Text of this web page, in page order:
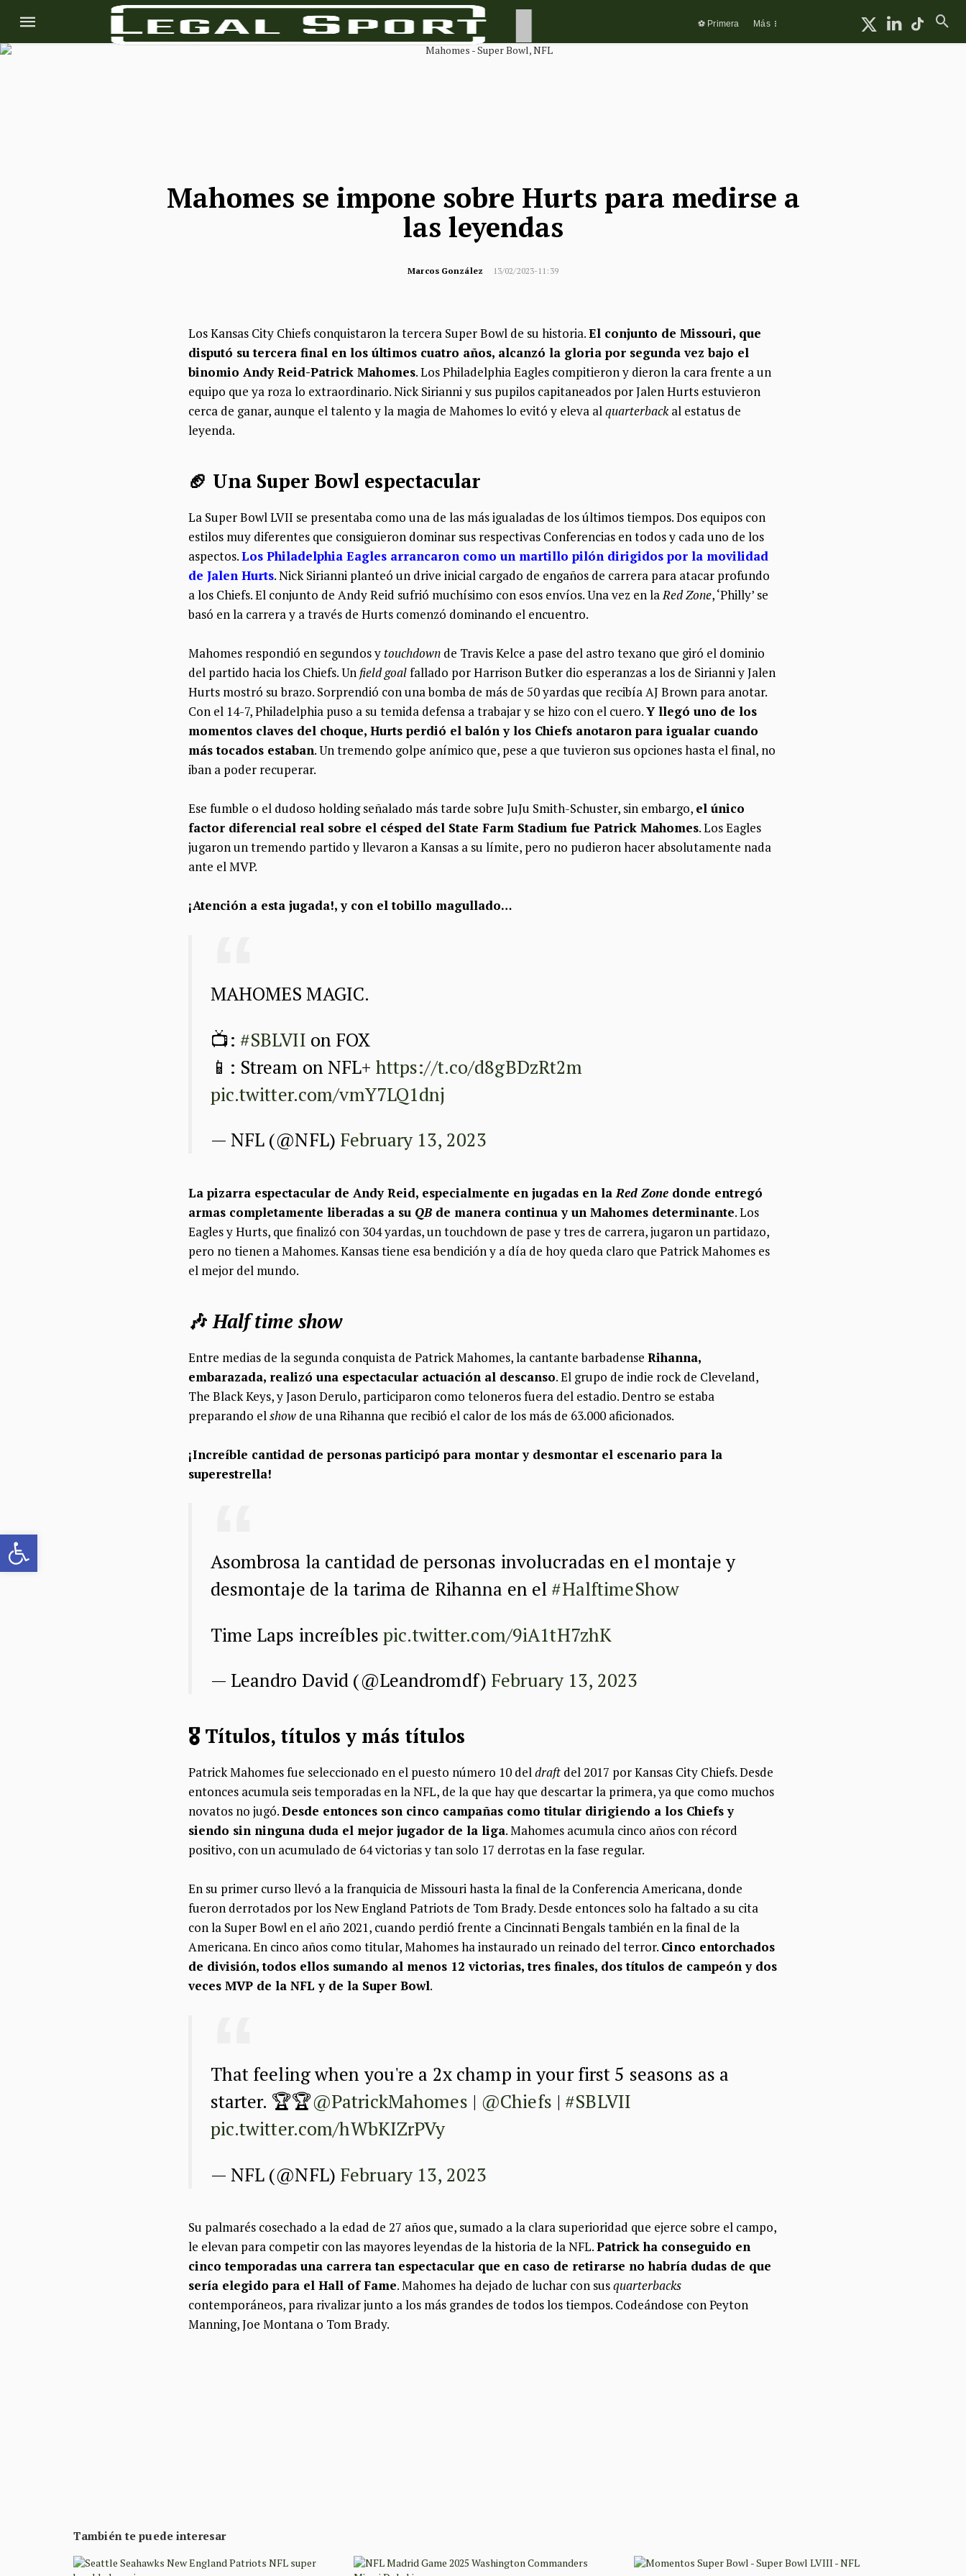
Abrir barra de herramientas
⚽ Primera Más
Mahomes se impone sobre Hurts para medirse a
las leyendas
Marcos González 13/02/2023-11:39
Los Kansas City Chiefs conquistaron la tercera Super Bowl de su historia.El conjunto de Missouri, que
disputó su tercera final en los últimos cuatro años, alcanzó la gloria por segunda vez bajo el
binomio Andy Reid-Patrick Mahomes. Los Philadelphia Eagles compitieron y dieron la cara frente a un
equipo que ya roza lo extraordinario. Nick Sirianni y sus pupilos capitaneados por Jalen Hurts estuvieron
cerca de ganar, aunque el talento y la magia de Mahomes lo evitó y eleva alquarterback al estatus de
leyenda.
🏈 Una Super Bowl espectacular
La Super Bowl LVII se presentaba como una de las más igualadas de los últimos tiempos. Dos equipos con
estilos muy diferentes que consiguieron dominar sus respectivas Conferencias en todos y cada uno de los
aspectos.Los Philadelphia Eagles arrancaron como un martillo pilón dirigidos por la movilidad
de Jalen Hurts. Nick Sirianni planteó un drive inicial cargado de engaños de carrera para atacar profundo
a los Chiefs. El conjunto de Andy Reid sufrió muchísimo con esos envíos. Una vez en laRed Zone, ‘Philly’ se
basó en la carrera y a través de Hurts comenzó dominando el encuentro.
Mahomes respondió en segundos y touchdown de Travis Kelce a pase del astro texano que giró el dominio
del partido hacia los Chiefs. Un field goalfallado por Harrison Butker dio esperanzas a los de Sirianni y Jalen
Hurts mostró su brazo. Sorprendió con una bomba de más de 50 yardas que recibía AJ Brown para anotar.
Con el 14-7, Philadelphia puso a su temida defensa a trabajar y se hizo con el cuero.Y llegó uno de los
momentos claves del choque, Hurts perdió el balón y los Chiefs anotaron para igualar cuando
más tocados estaban. Un tremendo golpe anímico que, pese a que tuvieron sus opciones hasta el final, no
iban a poder recuperar.
Ese fumble o el dudoso holding señalado más tarde sobre JuJu Smith-Schuster, sin embargo, el único
factor diferencial real sobre el césped del State Farm Stadium fue Patrick Mahomes. Los Eagles
jugaron un tremendo partido y llevaron a Kansas a su límite, pero no pudieron hacer absolutamente nada
ante el MVP.
¡Atención a esta jugada!, y con el tobillo magullado…
MAHOMES MAGIC.
📺: #SBLVII on FOX
📱: Stream on NFL+ https://t.co/d8gBDzRt2m
pic.twitter.com/vmY7LQ1dnj
— NFL (@NFL) February 13, 2023
La pizarra espectacular de Andy Reid, especialmente en jugadas en laRed Zone donde entregó
armas completamente liberadas a su QB de manera continua y un Mahomes determinante. Los
Eagles y Hurts, que finalizó con 304 yardas, un touchdown de pase y tres de carrera, jugaron un partidazo,
pero no tienen a Mahomes. Kansas tiene esa bendición y a día de hoy queda claro que Patrick Mahomes es
el mejor del mundo.
🎶Half time show
Entre medias de la segunda conquista de Patrick Mahomes, la cantante barbadense Rihanna,
embarazada, realizó una espectacular actuación al descanso. El grupo de indie rock de Cleveland,
The Black Keys, y Jason Derulo, participaron como teloneros fuera del estadio. Dentro se estaba
preparando el show de una Rihanna que recibió el calor de los más de 63.000 aficionados.
¡Increíble cantidad de personas participó para montar y desmontar el escenario para la
superestrella!
Asombrosa la cantidad de personas involucradas en el montaje y
desmontaje de la tarima de Rihanna en el #HalftimeShow
Time Laps increíblespic.twitter.com/9iA1tH7zhK
— Leandro David (@Leandromdf) February 13, 2023
🎖️ Títulos, títulos y más títulos
Patrick Mahomes fue seleccionado en el puesto número 10 deldraft del 2017 por Kansas City Chiefs. Desde
entonces acumula seis temporadas en la NFL, de la que hay que descartar la primera, ya que como muchos
novatos no jugó.Desde entonces son cinco campañas como titular dirigiendo a los Chiefs y
siendo sin ninguna duda el mejor jugador de la liga. Mahomes acumula cinco años con récord
positivo, con un acumulado de 64 victorias y tan solo 17 derrotas en la fase regular.
En su primer curso llevó a la franquicia de Missouri hasta la final de la Conferencia Americana, donde
fueron derrotados por los New England Patriots de Tom Brady. Desde entonces solo ha faltado a su cita
con la Super Bowl en el año 2021, cuando perdió frente a Cincinnati Bengals también en la final de la
Americana. En cinco años como titular, Mahomes ha instaurado un reinado del terror. Cinco entorchados
de división, todos ellos sumando al menos 12 victorias, tres finales, dos títulos de campeón y dos
veces MVP de la NFL y de la Super Bowl.
That feeling when you're a 2x champ in your first 5 seasons as a
starter. 🏆🏆@PatrickMahomes | @Chiefs | #SBLVII
pic.twitter.com/hWbKIZrPVy
— NFL (@NFL) February 13, 2023
Su palmarés cosechado a la edad de 27 años que, sumado a la clara superioridad que ejerce sobre el campo,
le elevan para competir con las mayores leyendas de la historia de la NFL.Patrick ha conseguido en
cinco temporadas una carrera tan espectacular que en caso de retirarse no habría dudas de que
sería elegido para el Hall of Fame. Mahomes ha dejado de luchar con susquarterbacks
contemporáneos, para rivalizar junto a los más grandes de todos los tiempos. Codeándose con Peyton
Manning, Joe Montana o Tom Brady.
También te puede interesar